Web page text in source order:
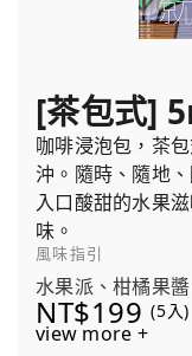
[茶包式]
咖啡浸泡包，茶
沖。隨時、隨地
入口酸甜的水果
味。
風味指引
水果派、柑橘果
NT$199 (5入)
view more +